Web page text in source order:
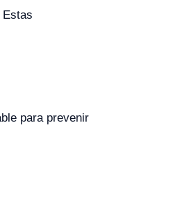
Estas
para prevenir